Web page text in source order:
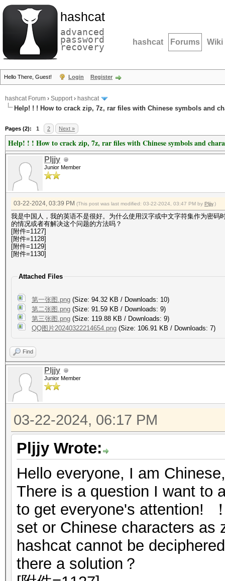
hashcat
advanced
password
recovery hashcat Forums Wiki
Hello There, Guest! Login Register
hashcat Forum › Support› hashcat
Help! ! ! How to crack zip, 7z, rar files with Chinese symbols and
Pages (2): 1 2 Next »
Help! ! ! How to crack zip, 7z, rar files with Chinese symbols and
Pljjy
Junior Member
03-22-2024, 03:39 PM (This post was last modified: 03-22-2024, 03:47 PM by Pljjy.)
我是中国人，我的英语不是很好。为什么使用汉字或中文字符集作为密
的情况或者有解决这个问题的方法吗？
[附件=1127]
[附件=1128]
[附件=1129]
[附件=1130]
Attached Files
第一张图.png (Size: 94.32 KB / Downloads: 10)
第二张图.png (Size: 91.59 KB / Downloads: 9)
第三张图.png (Size: 119.88 KB / Downloads: 9)
QQ图片20240322214654.png (Size: 106.91 KB / Downloads: 7)
Find
Pljjy
Junior Member
03-22-2024, 06:17 PM
Pljjy Wrote:
Hello everyone, I am
There is a question I want to
to get everyone's attention!
set or Chinese characters as
hashcat cannot be
there a solution？